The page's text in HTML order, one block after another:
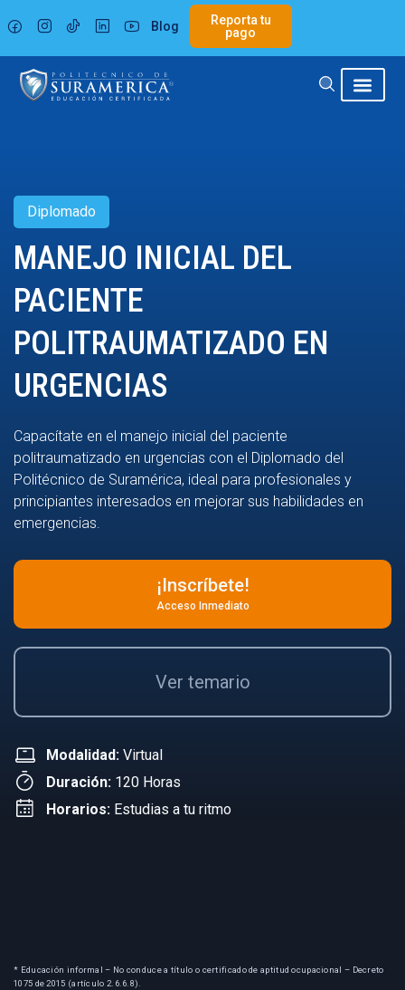
al
contenido
Blog
Reporta tu
pago
Diplomado
MANEJO INICIAL DEL
PACIENTE
POLITRAUMATIZADO EN
URGENCIAS
Capacítate en el manejo inicial del paciente
politraumatizado en urgencias con el Diplomado del
Politécnico de Suramérica, ideal para profesionales y
principiantes interesados en mejorar sus habilidades en
emergencias.
¡Inscríbete!
Acceso Inmediato
Ver temario
Modalidad: Virtual
Duración: 120 Horas
Horarios: Estudias a tu ritmo
* Educación informal – No conduce a título o certificado de aptitud ocupacional – Decreto
1075 de 2015 (artículo 2.6.6.8).